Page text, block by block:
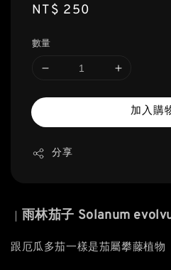
Regular
NT$ 250
數量
加入購
分享
雨林茄子 Solanum
跟厄瓜多茄一樣是茄屬攀藤植物